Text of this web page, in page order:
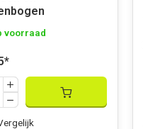
voorraad
*